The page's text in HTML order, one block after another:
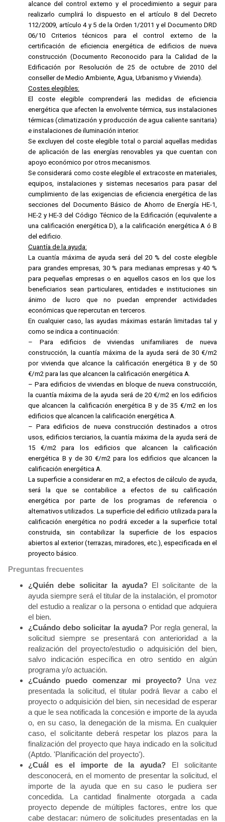
alcance del control externo y el procedimiento a seguir para
realizarlo cumplirá lo dispuesto en el artículo 8 del Decreto
112/2009, artículo 4 y 5 de la Orden 1/2011 y el Documento DRD
06/10 Criterios técnicos para el control externo de la
certificación de eficiencia energética de edificios de nueva
construcción (Documento Reconocido para la Calidad de la
Edificación por Resolución de 25 de octubre de 2010 del
conseller de Medio Ambiente, Agua, Urbanismo y Vivienda).
Costes elegibles:
El coste elegible comprenderá las medidas de eficiencia
energética que afecten la envolvente térmica, sus instalaciones
térmicas (climatización y producción de agua caliente sanitaria)
e instalaciones de iluminación interior.
Se excluyen del coste elegible total o parcial aquellas medidas
de aplicación de las energías renovables ya que cuentan con
apoyo económico por otros mecanismos.
Se considerará como coste elegible el extracoste en materiales,
equipos, instalaciones y sistemas necesarios para pasar del
cumplimiento de las exigencias de eficiencia energética de las
secciones del Documento Básico de Ahorro de Energía HE-1,
HE-2 y HE-3 del Código Técnico de la Edificación (equivalente a
una calificación energética D), a la calificación energética A ó B
del edificio.
Cuantía de la ayuda:
La cuantía máxima de ayuda será del 20 % del coste elegible
para grandes empresas, 30 % para medianas empresas y 40 %
para pequeñas empresas o en aquellos casos en los que los
beneficiarios sean particulares, entidades e instituciones sin
ánimo de lucro que no puedan emprender actividades
económicas que repercutan en terceros.
En cualquier caso, las ayudas máximas estarán limitadas tal y
como se indica a continuación:
– Para edificios de viviendas unifamiliares de nueva
construcción, la cuantía máxima de la ayuda será de 30 €/m2
por vivienda que alcance la calificación energética B y de 50
€/m2 para las que alcancen la calificación energética A.
– Para edificios de viviendas en bloque de nueva construcción,
la cuantía máxima de la ayuda será de 20 €/m2 en los edificios
que alcancen la calificación energética B y de 35 €/m2 en los
edificios que alcancen la calificación energética A.
– Para edificios de nueva construcción destinados a otros
usos, edificios terciarios, la cuantía máxima de la ayuda será de
15 €/m2 para los edificios que alcancen la calificación
energética B y de 30 €/m2 para los edificios que alcancen la
calificación energética A.
La superficie a considerar en m2, a efectos de cálculo de ayuda,
será la que se contabilice a efectos de su calificación
energética por parte de los programas de referencia o
alternativos utilizados. La superficie del edificio utilizada para la
calificación energética no podrá exceder a la superficie total
construida, sin contabilizar la superficie de los espacios
abiertos al exterior (terrazas, miradores, etc.), especificada en el
proyecto básico.
Preguntas frecuentes
¿Quién debe solicitar la ayuda?El solicitante de la
ayuda siempre será el titular de la instalación, el promotor
del estudio a realizar o la persona o entidad que adquiera
el bien.
¿Cuándo debo solicitar la ayuda? Por regla general, la
solicitud siempre se presentará con anterioridad a la
realización del proyecto/estudio o adquisición del bien,
salvo indicación específica en otro sentido en algún
programa y/o actuación.
¿Cuándo puedo comenzar mi proyecto? Una vez
presentada la solicitud, el titular podrá llevar a cabo el
proyecto o adquisición del bien, sin necesidad de esperar
a que le sea notificada la concesión e importe de la ayuda
o, en su caso, la denegación de la misma. En cualquier
caso, el solicitante deberá respetar los plazos para la
finalización del proyecto que haya indicado en la solicitud
(Aptdo. 'Planificación del proyecto').
¿Cuál es el importe de la ayuda? El solicitante
desconocerá, en el momento de presentar la solicitud, el
importe de la ayuda que en su caso le pudiera ser
concedida. La cantidad finalmente otorgada a cada
proyecto depende de múltiples factores, entre los que
cabe destacar: número de solicitudes presentadas en la